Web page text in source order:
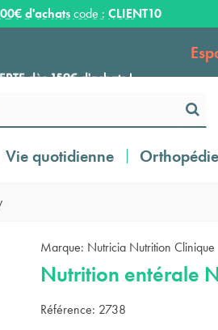
SANS FRAIS à partir de
100€
dès 159€ d'achats !
€
d'achatscode : CLIENT10
Vie quotidienne Orthopédie
Marque: Nutricia Nutrition Clinique
Nutrition entérale
Référence: 2738